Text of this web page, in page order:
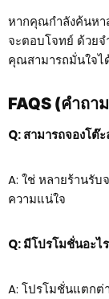
หากคุณกำลังค้นหา
จะตอบโจทย์ ด้วย
คุณสามารถมั่นใจไ
FAQS (คำถา
Q: สามารถจองโต๊
A: ใช่ หลายร้านรับ
ความแน่ใจ
Q: มีโปรโมชั่นอะไ
A: โปรโมชั่นแตกต่